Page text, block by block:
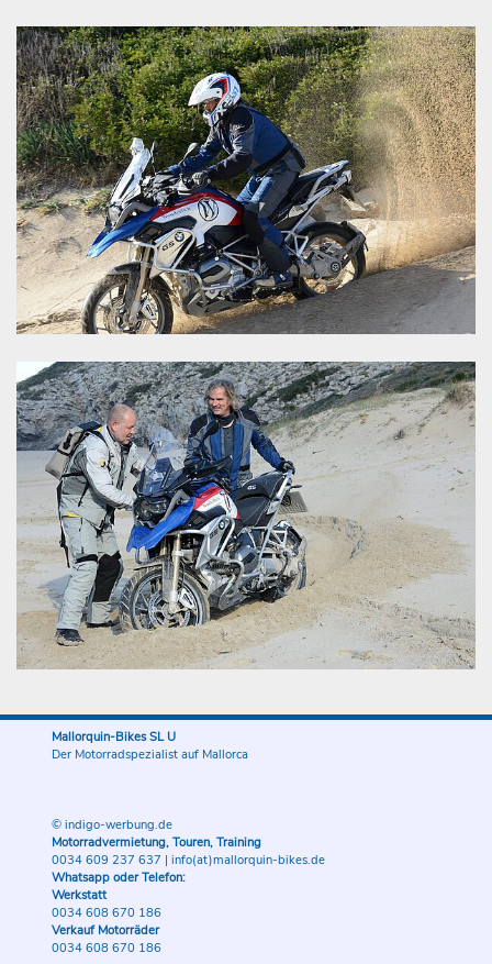
Mallorquin-Bikes SL U
Der Motorradspezialist auf Mallorca
© indigo-werbung.de
Motorradvermietung, Touren, Training
0034 609 237 637 | info(at)mallorquin-bikes.de
Whatsapp oder Telefon:
Werkstatt
0034 608 670 186
Verkauf Motorräder
0034 608 670 186